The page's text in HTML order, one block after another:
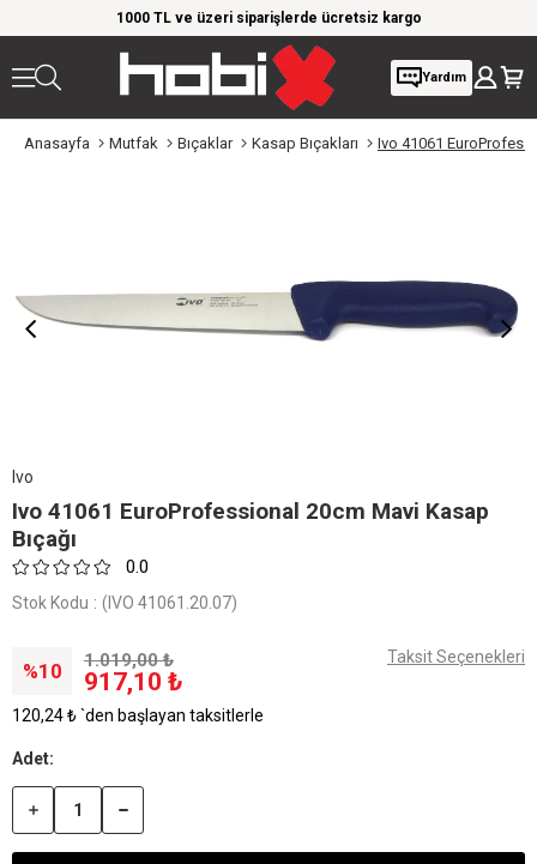
1000 TL ve üzeri siparişlerde ücretsiz kargo
Yardım
Anasayfa Mutfak Bıçaklar Kasap Bıçakları Ivo 41061
Ivo
Ivo 41061 EuroProfessional 20cm Mavi Kasap
Bıçağı
0.0
Stok Kodu (IVO 41061.20.07)
10 1.019,00 ₺
917,10 ₺
Taksit Seçenekleri
120,24 ₺`den başlayan taksitlerle